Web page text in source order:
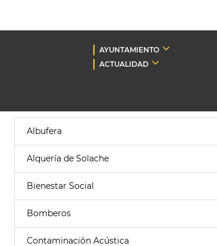
AYUNTAMIENTO
ACTUALIDAD
Albufera
Alquería de Solache
Bienestar Social
Bomberos
Contaminación Acústica